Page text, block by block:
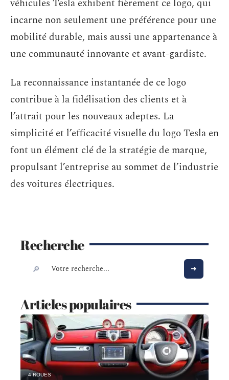
véhicules Tesla exhibent fièrement ce logo, qui
incarne non seulement une préférence pour une
mobilité durable, mais aussi une appartenance à
une communauté innovante et avant-gardiste.
La reconnaissance instantanée de ce logo
contribue à la fidélisation des clients et à
l’attrait pour les nouveaux adeptes. La
simplicité et l’efficacité visuelle du logo Tesla en
font un élément clé de la stratégie de marque,
propulsant l’entreprise au sommet de l’industrie
des voitures électriques.
Recherche
Articles populaires
4 ROUES